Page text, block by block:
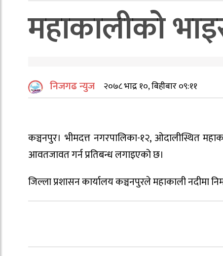
महाकालीको
निजगढ न्युज २०७८ भाद्र १०, बिहीबार ०९:११
कञ्चनपुर। भीमदत्त नगरपालिका-१२, ओदालीस्थित
आवतजावत गर्न प्रतिबन्ध लगाइएको छ।
जिल्ला प्रशासन कार्यालय कञ्चनपुरले महाकाली नदीमा